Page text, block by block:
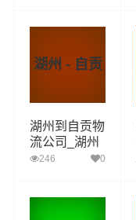
湖州 - 自贡
湖州到自贡物
流公司_湖州
到自贡货运_
246 0